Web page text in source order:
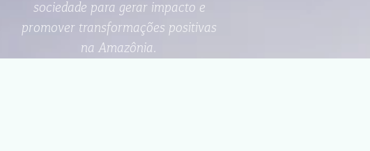
sociedade para gerar impacto e
promover transformações positivas
na Amazônia.